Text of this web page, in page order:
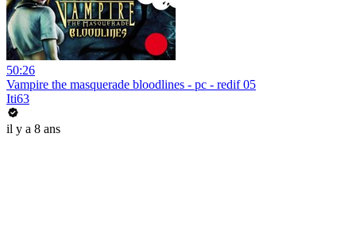
50:26
Vampire the masquerade bloodlines - pc - redif 05
Iti63
il y a 8 ans